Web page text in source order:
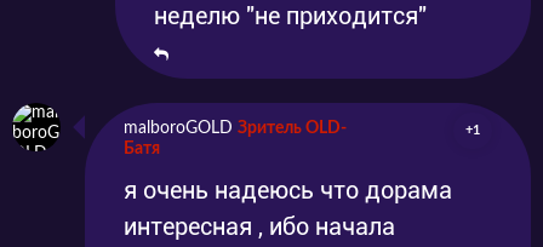
неделю "не приходится"
malboroGOLD Зритель OLD-
Батя
+1
я очень надеюсь что дорама
интересная , ибо начала